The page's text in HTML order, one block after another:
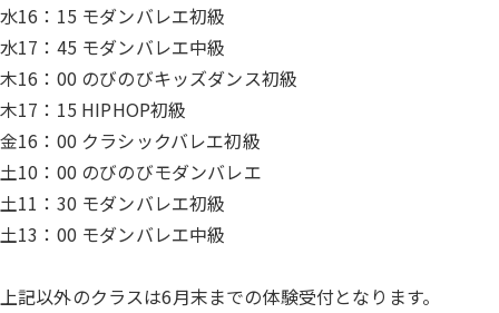
水16：15 モダンバレエ初級
水17：45 モダンバレエ中級
木16：00 のびのびキッズダンス初級
木17：15 HIPHOP初級
金16：00 クラシックバレエ初級
土10：00 のびのびモダンバレエ
土11：30 モダンバレエ初級
土13：00 モダンバレエ中級
上記以外のクラスは6月末までの体験受付となります。